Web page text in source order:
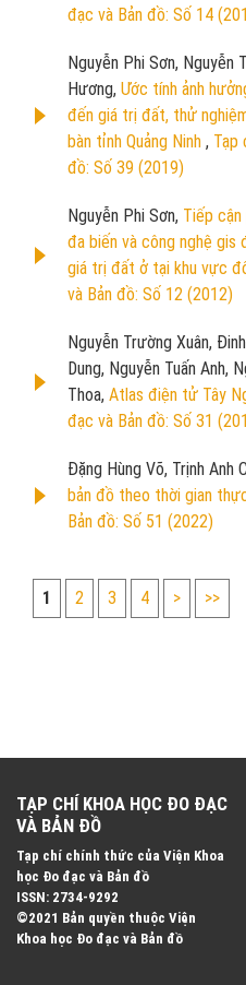
đạc và Bản đồ: Số 14
Nguyễn Phi Sơn, Nguyễn
Hương, Ước tính ảnh
đến giá trị đất, thử
bàn tỉnh Quảng Ninh , Tạp
đồ: Số 39 (2019)
Nguyễn Phi Sơn, Tiếp
đa biến và công nghệ gis
giá trị đất ở tại khu vực
và Bản đồ: Số 12 (2012)
Nguyễn Trường Xuân,
Dung, Nguyễn Tuấn Anh,
Thoa, Atlas điện tử Tây
đạc và Bản đồ: Số 31
Đặng Hùng Võ, Trịnh Anh
bản đồ theo thời gian
Bản đồ: Số 51 (2022)
1 2 3 4 > >>
TẠP CHÍ KHOA HỌC ĐO ĐẠC
VÀ BẢN ĐỒ
Tạp chí chính thức của Viện Khoa
học Đo đạc và Bản đồ
ISSN: 2734-9292
©2021 Bản quyền thuộc Viện
Khoa học Đo đạc và Bản đồ